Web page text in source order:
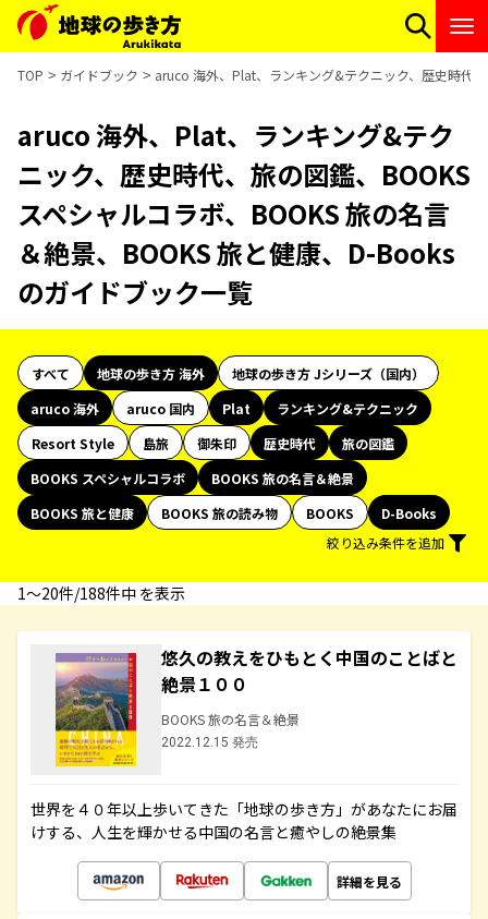
TOP ガイドブック aruco 海外、Plat、ランキング&テクニック、歴史時代
aruco 海外、Plat、ランキング&テク
ニック、歴史時代、旅の図鑑、BOOKS
スペシャルコラボ、BOOKS 旅の名言
＆絶景、BOOKS 旅と健康、D-Books
のガイドブック一覧
すべて 地球の歩き方 海外
地球の歩き方 Jシリーズ（国内）
aruco 海外
aruco 国内 Plat
ランキング&テクニック
Resort Style
島旅 御朱印 歴史時代
旅の図鑑
BOOKS スペシャルコラボ
BOOKS 旅の名言＆絶景
BOOKS 旅と健康
BOOKS 旅の読み物 BOOKS
D-Books
絞り込み条件を追加
1〜20件/188件中 を表示
悠久の教えをひもとく中国のことばと
絶景１００
BOOKS 旅の名言＆絶景
2022.12.15 発売
世界を４０年以上歩いてきた「地球の歩き方」があなたにお届
けする、人生を輝かせる中国の名言と癒やしの絶景集
詳細を見る